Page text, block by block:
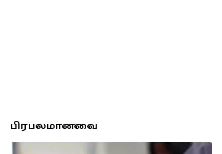
பிரபலமானவை